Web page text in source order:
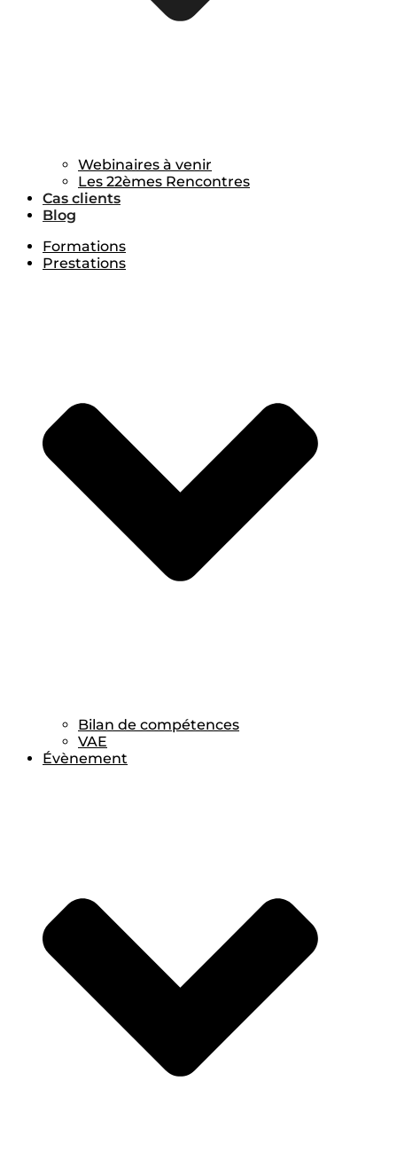
Webinaires à venir
Les 22èmes Rencontres
Cas clients
Blog
Formations
Prestations
Bilan de compétences
VAE
Évènement